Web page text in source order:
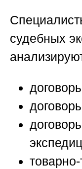
судебных